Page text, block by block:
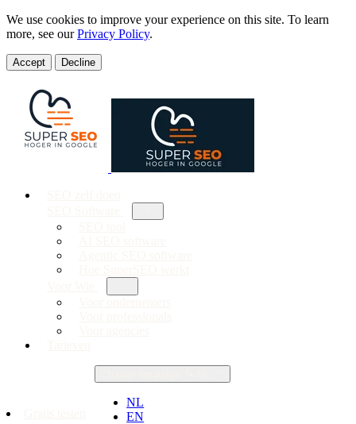
We use cookies to improve your experience on this site. To learn
more, see ourPrivacy Policy.
Accept Decline
NL
EN